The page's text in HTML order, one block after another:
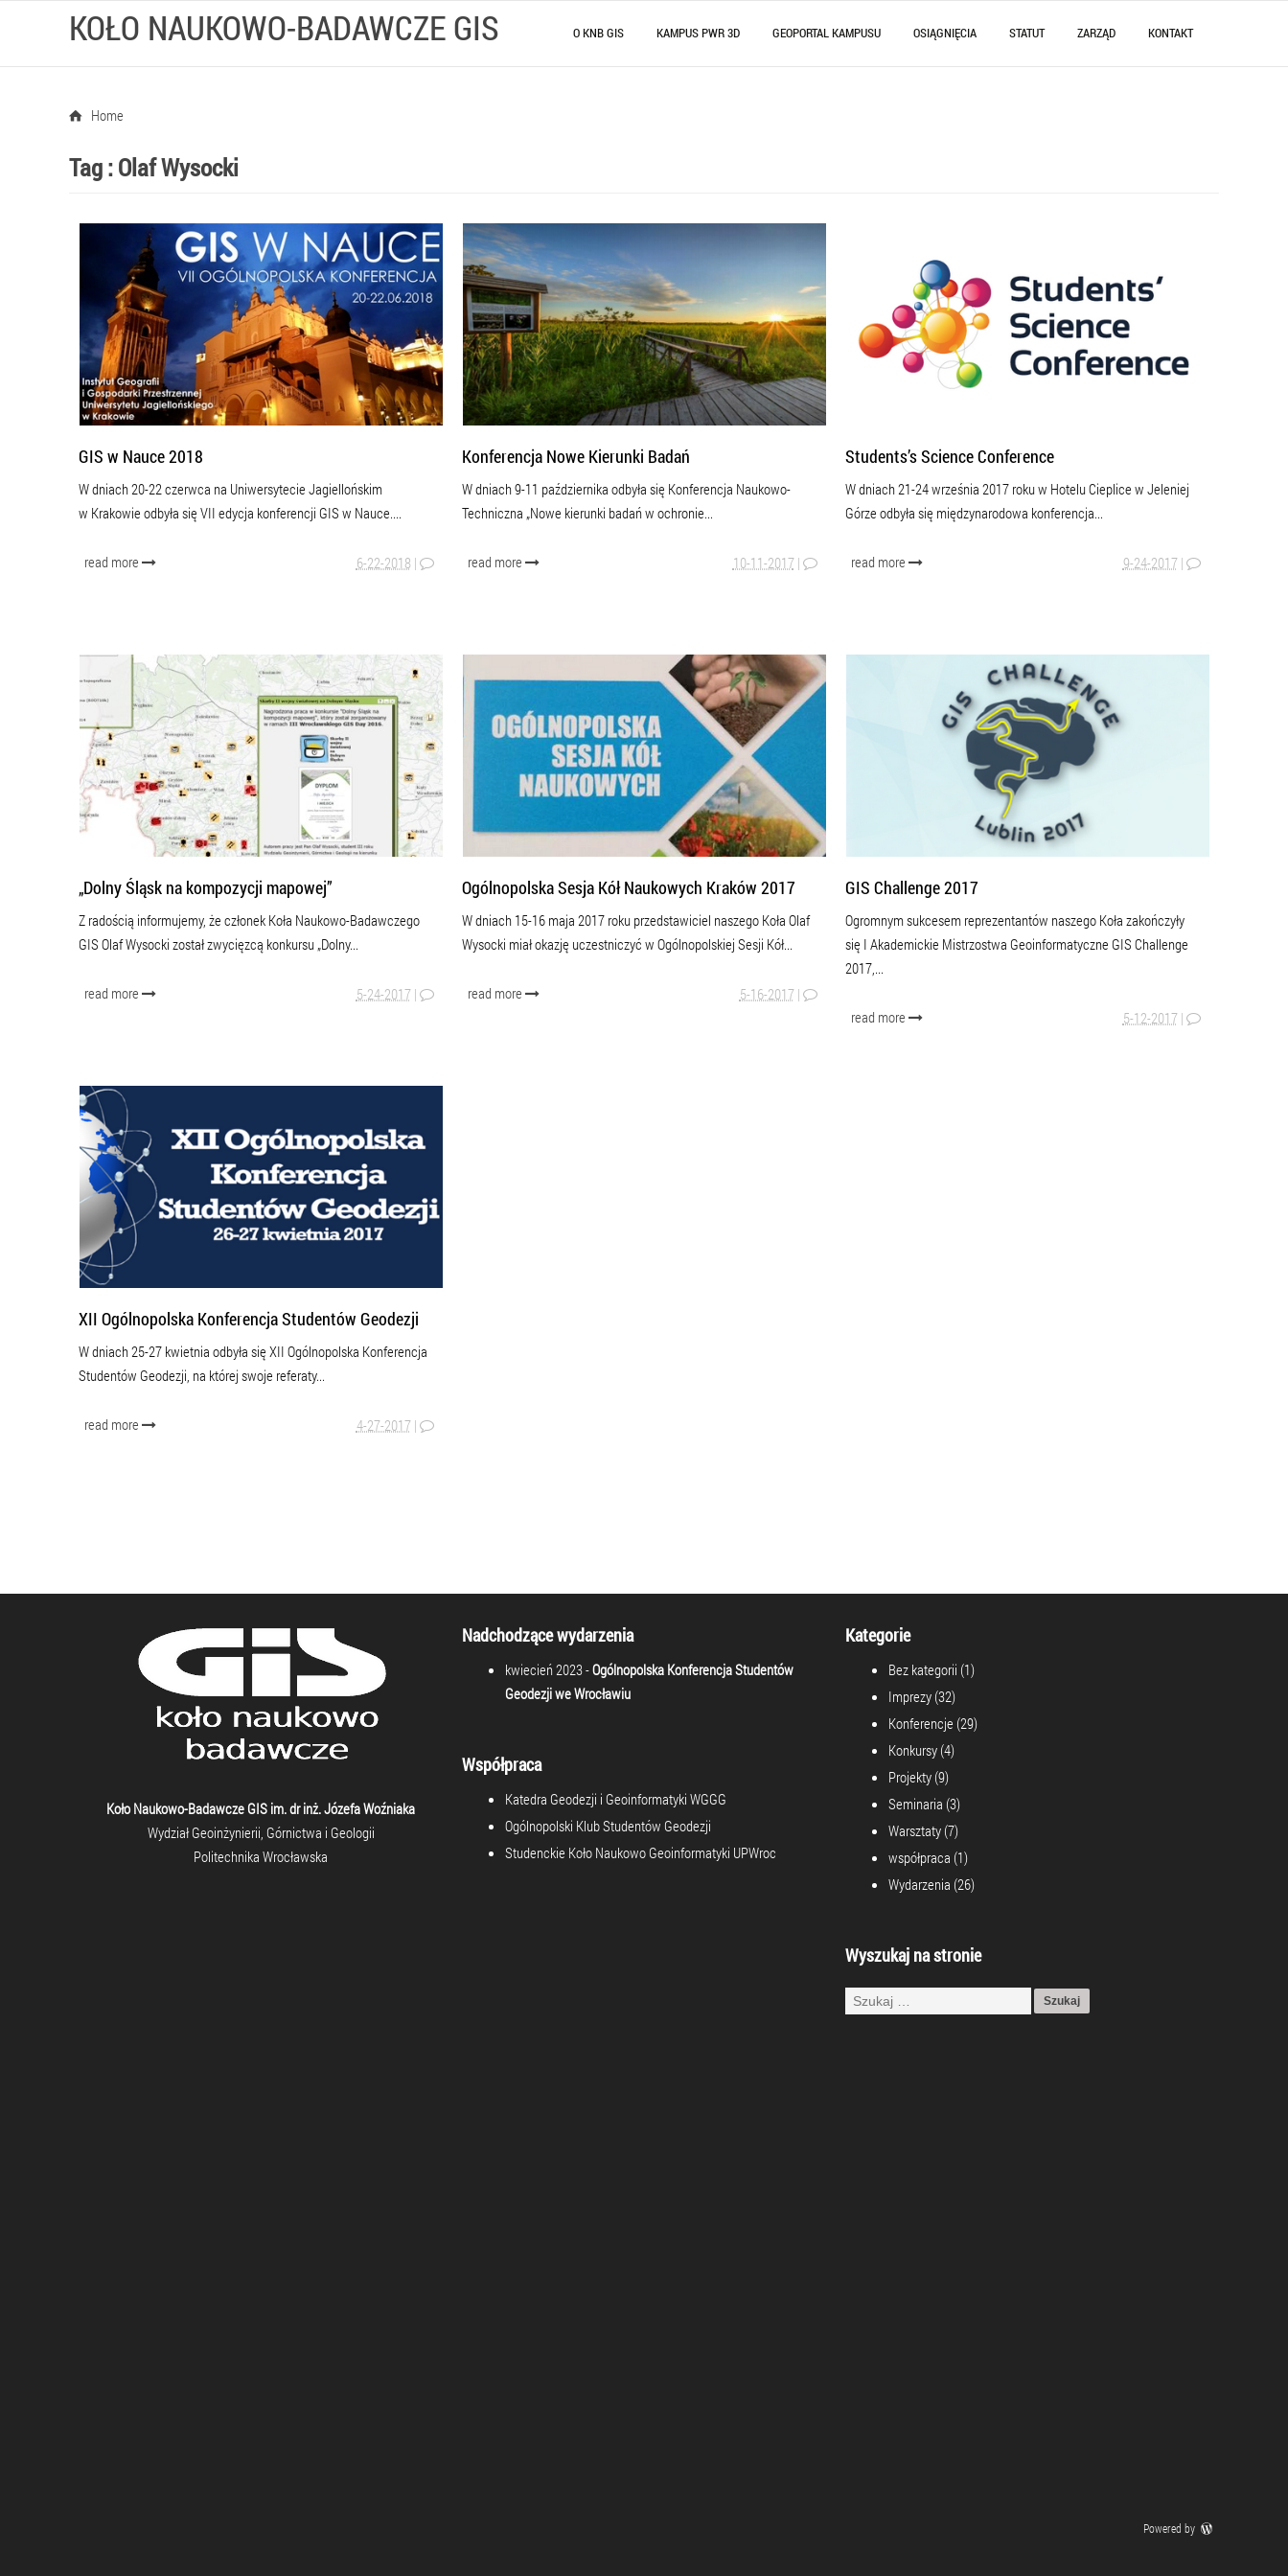
KOŁO NAUKOWO-BADAWCZE GIS O KNB GIS KAMPUS PWR 3D GEOPORTAL KAMPUSU OSIĄGNIĘCIA STATUT ZARZĄD KONTAKT
Home
Tag :Olaf Wysocki
GIS w Nauce 2018
W dniach 20-22 czerwca na Uniwersytecie Jagiellońskim
w Krakowie odbyła się VII edycja konferencji GIS w Nauce....
read more 6-22-2018 |
Konferencja Nowe Kierunki Badań
W dniach 9-11 października odbyła się Konferencja Naukowo-
Techniczna „Nowe kierunki badań w ochronie...
read more 10-11-2017 |
Students’s Science Conference
W dniach 21-24 września 2017 roku w Hotelu Cieplice w Jeleniej
Górze odbyła się międzynarodowa konferencja...
read more 9-24-2017 |
„Dolny Śląsk na kompozycji mapowej”
Z radością informujemy, że członek Koła Naukowo-Badawczego
GIS Olaf Wysocki został zwycięzcą konkursu „Dolny...
read more 5-24-2017 |
Ogólnopolska Sesja Kół Naukowych Kraków 2017
W dniach 15-16 maja 2017 roku przedstawiciel naszego Koła Olaf
Wysocki miał okazję uczestniczyć w Ogólnopolskiej Sesji Kół...
read more 5-16-2017 |
GIS Challenge 2017
Ogromnym sukcesem reprezentantów naszego Koła zakończyły
się I Akademickie Mistrzostwa Geoinformatyczne GIS Challenge
2017,...
read more 5-12-2017 |
XII Ogólnopolska Konferencja Studentów Geodezji
W dniach 25-27 kwietnia odbyła się XII Ogólnopolska Konferencja
Studentów Geodezji, na której swoje referaty...
read more 4-27-2017 |
Koło Naukowo-Badawcze GIS im. dr inż. Józefa Woźniaka
Wydział Geoinżynierii, Górnictwa i Geologii
Politechnika Wrocławska
Nadchodzące wydarzenia
kwiecień 2023 -Ogólnopolska Konferencja Studentów
Geodezji we Wrocławiu
Współpraca
Katedra Geodezji i Geoinformatyki WGGG
Ogólnopolski Klub Studentów Geodezji
Studenckie Koło Naukowo Geoinformatyki UPWroc
Kategorie
Bez kategorii (1)
Imprezy (32)
Konferencje (29)
Konkursy (4)
Projekty (9)
Seminaria (3)
Warsztaty (7)
współpraca (1)
Wydarzenia (26)
Wyszukaj na stronie
Powered by